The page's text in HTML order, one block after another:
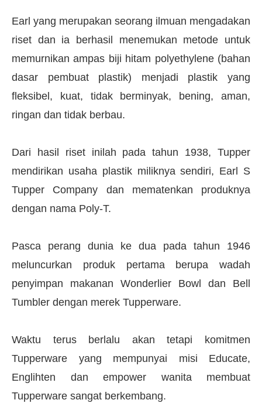
Earl yang merupakan seorang ilmuan mengadakan
riset dan ia berhasil menemukan metode untuk
memurnikan ampas biji hitam polyethylene (bahan
dasar pembuat plastik) menjadi plastik yang
fleksibel, kuat, tidak berminyak, bening, aman,
ringan dan tidak berbau.
Dari hasil riset inilah pada tahun 1938, Tupper
mendirikan usaha plastik miliknya sendiri, Earl S
Tupper Company dan mematenkan produknya
dengan nama Poly-T.
Pasca perang dunia ke dua pada tahun 1946
meluncurkan produk pertama berupa wadah
penyimpan makanan Wonderlier Bowl dan Bell
Tumbler dengan merek Tupperware.
Waktu terus berlalu akan tetapi komitmen
Tupperware yang mempunyai misi Educate,
Englihten dan empower wanita membuat
Tupperware sangat berkembang.